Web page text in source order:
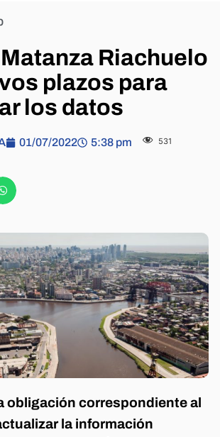
Riachuelo
plazos para
los datos
01/07/2022 5:38 pm 531
obligación correspondiente al
la información